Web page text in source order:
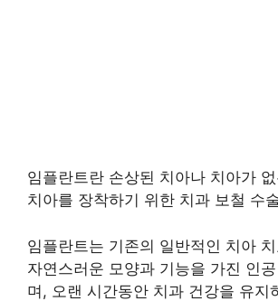
임플란트란 손상된 치아나 치아가
치아를 장착하기 위한 치과 보철 수
임플란트는 기존의 일반적인 치아
자연스러운 모양과 기능을 가진 인
며, 오랜 시간동안 치과 건강을 유지